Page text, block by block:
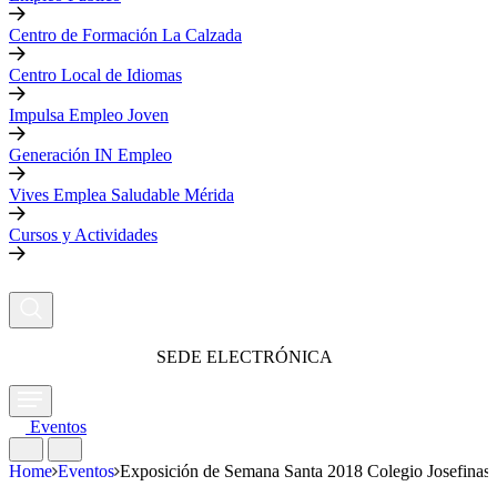
Centro de Formación La Calzada
Centro Local de Idiomas
Impulsa Empleo Joven
Generación IN Empleo
Vives Emplea Saludable Mérida
Cursos y Actividades
SEDE ELECTRÓNICA
Eventos
Home Eventos Exposición de Semana Santa 2018 Colegio Josefinas